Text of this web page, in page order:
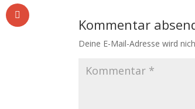
Kommentar
Deine E-Mail-Adresse wird